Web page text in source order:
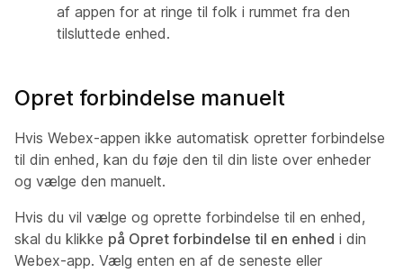
af appen for at ringe til folk i rummet fra den
tilsluttede enhed.
Opret forbindelse manuelt
Hvis Webex-appen ikke automatisk opretter forbindelse
til din enhed, kan du føje den til din liste over enheder
og vælge den manuelt.
Hvis du vil vælge og oprette forbindelse til en enhed,
skal du klikke på Opret forbindelse til en enhed i din
Webex-app. Vælg enten en af de seneste eller